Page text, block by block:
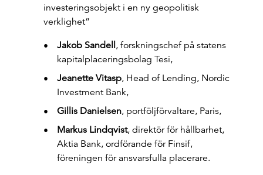
investeringsobjekt i en ny geopolitisk
verklighet”
Jakob Sandell, forskningschef på statens
kapitalplaceringsbolag Tesi,
Jeanette Vitasp, Head of Lending, Nordic
Investment Bank,
Gillis Danielsen, portföljförvaltare, Paris,
Markus Lindqvist, direktör för hållbarhet,
Aktia Bank, ordförande för Finsif,
föreningen för ansvarsfulla placerare.